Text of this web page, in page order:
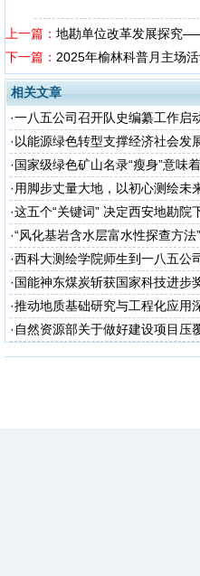
上一篇： 地勘单位改革发展探究
下一篇： 2025年榆林科普月主场
相关文章
·一八五公司召开队史编纂工作启
· 以能源绿色转型支撑经济社会发
·国家级绿色矿山名录“瘦身”意味
· 用脚步丈量大地，以初心测绘未
·这五个“关键词” 决定西安地勘院
·“风化基岩含水层富水性探查方
·西科大测绘学院师生到一八五公
·国能神东煤炭斩获国家科技进步
·推动地质基础研究与工程化应用
· 自然资源部关于做好建设项目压